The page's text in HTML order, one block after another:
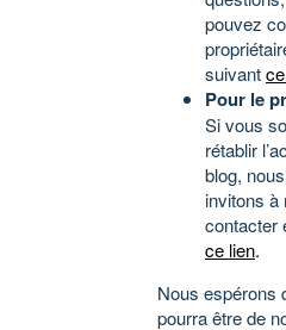
pouvez
suivant
Pour le
Si vous
rétablir
blog,
invitons à
contacter
ce lien.
Nous espérons
pourra être de